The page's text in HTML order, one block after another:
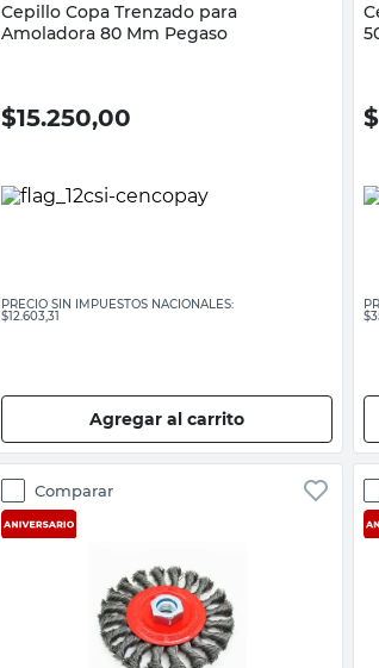
Cepillo Copa Trenzado para
Amoladora 80 Mm Pegaso
$15.250,00
PRECIO SIN IMPUESTOS NACIONALES:
$12.603,31
Agregar al carrito
$
Comparar